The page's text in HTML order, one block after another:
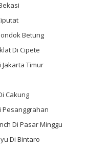
Betung
Di Cipete
Jakarta Timur
Cakung
Pesanggrahan
Di Pasar Minggu
Di Bintaro